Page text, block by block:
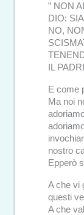
” NON
DIO:
NO,
IL
E come
Ma noi
nostro
Epperò
A che vi
questi
A che